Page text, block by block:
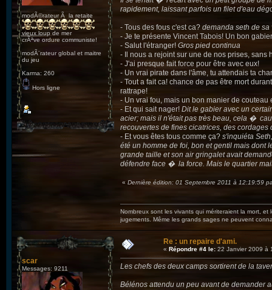
modÃ©rateur Ã la retaite
vieux loup de mer
crÃªve ordure communiste!
modÃ¨rateur global et maitre
du jeu
Karma: 260
Hors ligne
rapidement, laissant parfois un filet d'eau
- Tous des fous c'est ca? demanda seth de
- Je te présente Vincent Tabois! Un bon
- Salut l'étranger! Gros pied continua
- Il nous a rejoint sur une de nos prises,
- J'ai presque fait force pour être avec eux!
- Un vrai pirate dans l'âme, tu attendais ta
- Tout a fait ca! chance de pas être mort
rattrape!
- Un vrai fou, mais un bon manier de
- Et qui sait nager! Dit le gabier avec un
acier; mais il n'était pas très beau, cela �
recouvertes de fines cicatrices, des
- Et vous êtes tous comme ça? s'inquiéta
été un homme de foi, bon et gentil mais
grande taille et son air gringalet avait
défendre face � la force. Mais le quartier
« Dernière édition: 01 Septembre 2011 à 12:19:59
Nombreux sont les vivants qui mériteraient la mort,
jugements. Même les grands sages ne peuvent
scar
Messages: 9211
Re : un repaire d'ami.
« Répondre #4 le: 22 Janvier 2009 à
Les chefs des deux camps sortirent de la
Bélénos attendu un peu avant de demander